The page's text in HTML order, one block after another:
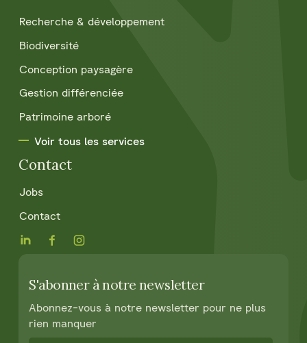
Recherche & développement
Biodiversité
Conception paysagère
Gestion différenciée
Patrimoine arboré
Voir tous les services
Contact
Jobs
Contact
S'abonner à notre newsletter
Abonnez-vous à notre newsletter pour ne plus
rien manquer